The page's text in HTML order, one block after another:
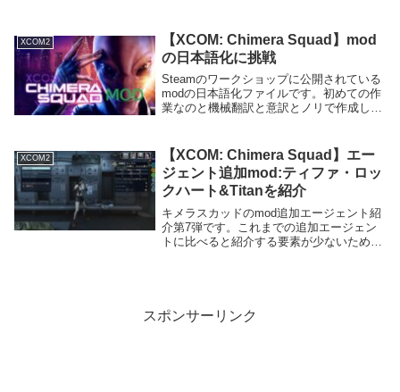
助けに慣れればと思います。modを使用し
ても解...
XCOM2
【XCOM: Chimera Squad】mod
の日本語化に挑戦
Steamのワークショップに公開されている
modの日本語化ファイルです。初めての作
業なのと機械翻訳と意訳とノリで作成して
特に追加されたエージェントの生い立ちと
か口調...
XCOM2
【XCOM: Chimera Squad】エー
ジェント追加mod:ティファ・ロッ
クハート&Titanを紹介
キメラスカッドのmod追加エージェント紹
介第7弾です。これまでの追加エージェン
トに比べると紹介する要素が少ないため、
スポンサーリンク